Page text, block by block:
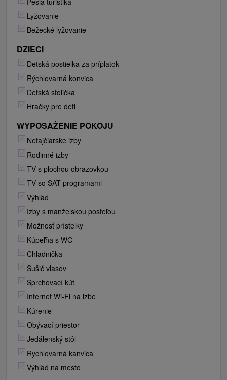
Lyžovanie
Bežecké lyžovanie
DZIECI
Detská postieľka za príplatok
Rýchlovarná konvica
Detská stolička
Hračky pre deti
WYPOSAŻENIE POKOJU
Nefajčiarske izby
Rodinné izby
TV s plochou obrazovkou
TV so SAT programami
Výhľad
Izby s manželskou posteľou
Možnosť prístelky
Kúpeľňa s WC
Chladnička
Sušič vlasov
Sprchovací kút
Internet Wi-Fi na izbe
Kúrenie
Obývací priestor
Jedálenský stôl
Rychlovarná kanvica
Výhľad na mesto